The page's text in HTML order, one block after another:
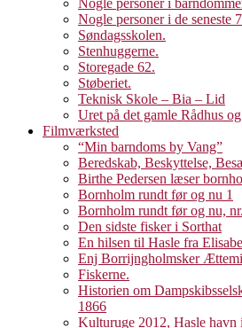
Nogle personer i
Nogle personer i de seneste
Søndagsskolen.
Stenhuggerne.
Storegade 62.
Støberiet.
Teknisk Skole – Bia – Lid
Uret på det gamle Rådhus
Filmværksted
“Min barndoms by Vang”
Beredskab, Beskyttelse,
Birthe Pedersen læser
Bornholm rundt før og nu 1
Bornholm rundt før og nu,
Den sidste fisker i Sorthat
En hilsen til Hasle fra
Enj Borrijngholmsker
Fiskerne.
Historien om
1866
Kulturuge 2012, Hasle havn